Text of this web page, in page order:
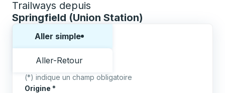
Trailways depuis
Springfield (Union Station)
Aller simple
Aller-Retour
(*) indique un champ obligatoire
Origine *